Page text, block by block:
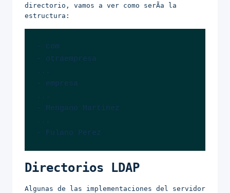
directorio, vamos a ver como serÃ­a la
estructura:
- com
- otraempresa
...
- empresa
...
- Mengano Martinez
...
- Fulano Perez
Directorios LDAP
Algunas de las implementaciones del servidor